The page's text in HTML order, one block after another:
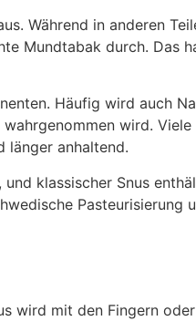
Während in anderen
Mundtabak durch. Das
Häufig wird auch
wird.
länger anhaltend.
klassischer Snus
Pasteurisierung
wird mit den Fingern